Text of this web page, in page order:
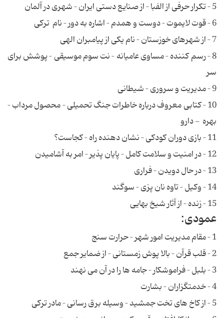
5 – تکرار حرفی از الفبا – از صنایع دستی ایران – شهری در آلمان
6 – قوت لایموت – دوست و همدم – اشاره به دور – نام ترکی
7 – از شهرهای خوزستان – نام یکی از پیامبران الهی
8 – رسم کننده – مساوی عامیانه – نت سوم موسیقی – پوشش برای
سر
9 – مدیریت و سروری – شیطانی
10 – کتابی معروف درباره خاطرات جنگ تحمیلی – محصول مرداب –
بهره - دارو
11 – بازی دوران کودکی – نشان دهنده راه – کجاست؟
12 – در امنیت و سلامت کامل – پایان پذیر – امر به آشامیدن
13 – در حال دویدن – فراری
14 – وکیل – تاوه نان پزی – سوگند
15 – زنده – از آثار شیخ بهایی
عمودی:
1 – مقام مدیریت امور شهر – حرارت سنج
2 – قلب قرآن – بالا پوش زمستانی – از ضمایر جمع
3 – بلبل – فراموشکار – جامه ها را در آن می نهند
4 – خدمتگزاران – بشارت
5 – از کاخ های تخت جمشید – وسیله برق رسانی – مادر ترکی